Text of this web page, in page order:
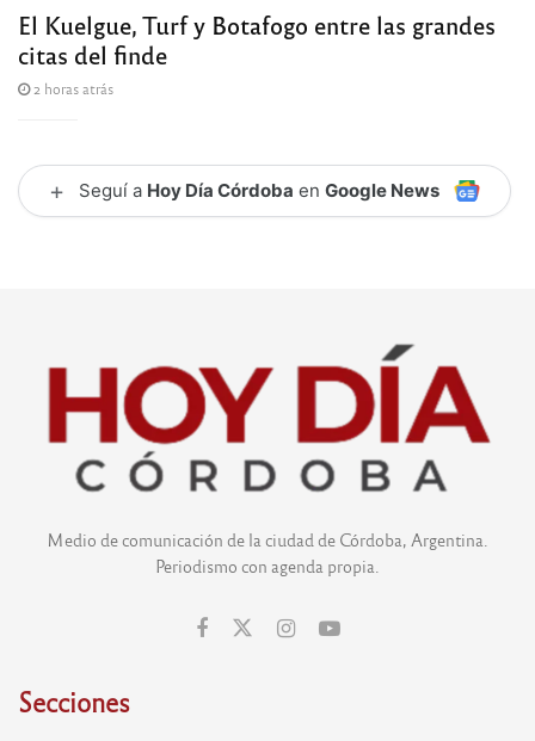
El Kuelgue, Turf y Botafogo entre las grandes
citas del finde
2 horas atrás
+ Seguí a Hoy Día Córdoba en Google News
Medio de comunicación de la ciudad de Córdoba, Argentina.
Periodismo con agenda propia.
Secciones